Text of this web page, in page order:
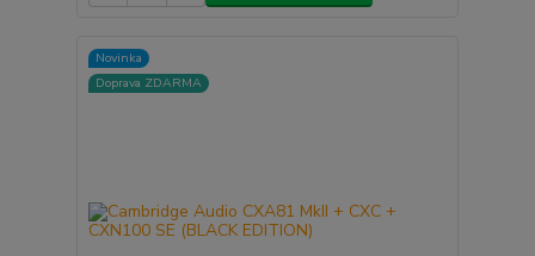
Novinka
Doprava ZDARMA